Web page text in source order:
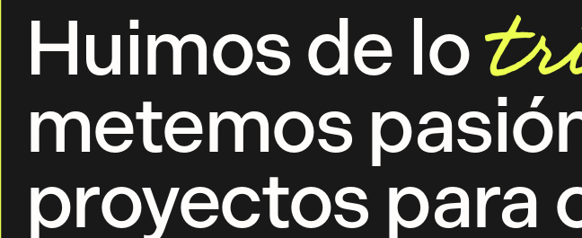
Huimos de lo
metemos
proyectos para